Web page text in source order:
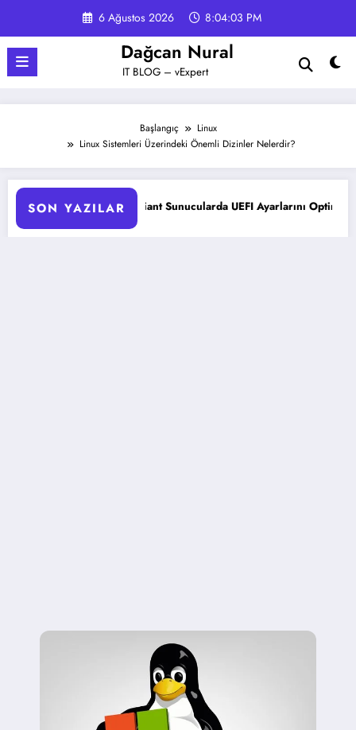
6 Ağustos 2026 8:04:04 PM
Dağcan Nural
IT BLOG – vExpert
Başlangıç
Linux
Linux Sistemleri Üzerindeki Önemli Dizinler Nelerdir?
SON YAZILAR
HPE ProLiant Sunucularda UEFI Ayarlarını Optimize Etme